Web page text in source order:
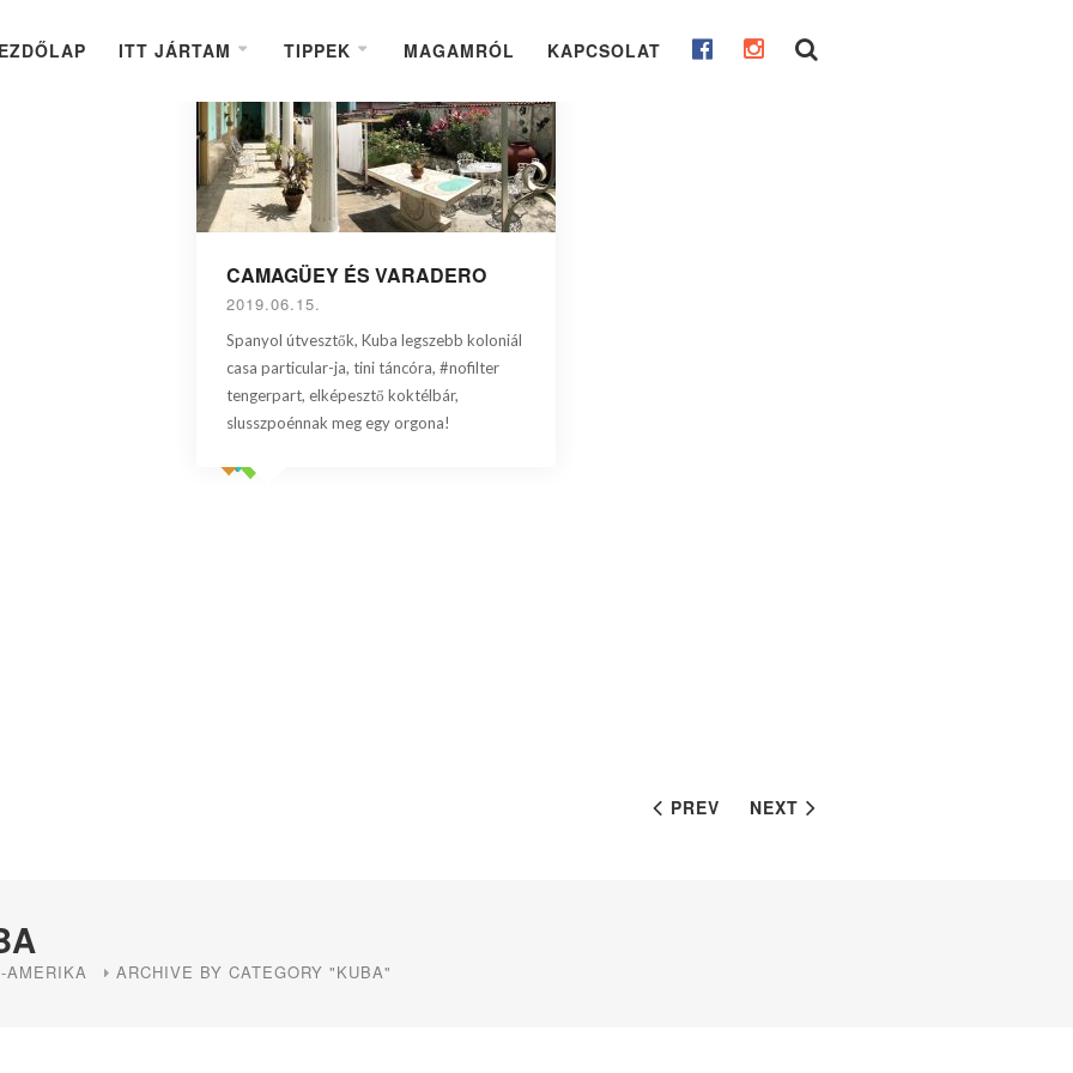
ITT JÁRTAM TIPPEK MAGAMRÓL KAPCSOLAT
CAMAGÜEY ÉS VARADERO
2019.06.15.
Spanyol útvesztők, Kuba legszebb koloniál
casa particular-ja, tini táncóra, #nofilter
tengerpart, elképesztő koktélbár,
slusszpoénnak meg egy orgona!
AMERIKA ARCHIVE BY CATEGORY "KUBA"
PREV NEXT